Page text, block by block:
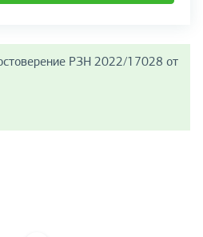
РЗН 2022/17028 от